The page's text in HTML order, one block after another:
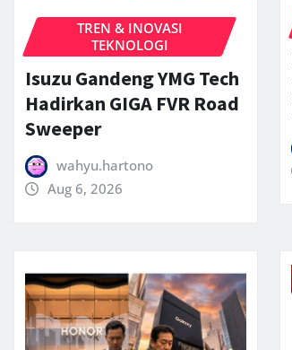
TREN & INOVASI
TEKNOLOGI
Isuzu Gandeng YMG Tech
Hadirkan GIGA FVR Road
Sweeper
wahyu.hartono
Aug 6, 2026